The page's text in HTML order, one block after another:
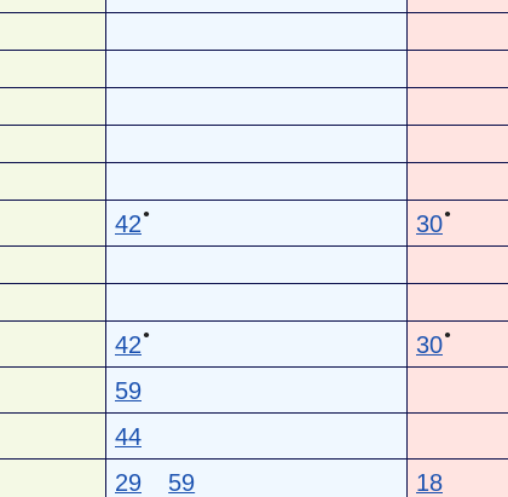
42 ● 30●
42 ● 30●
59
44
29 59 18